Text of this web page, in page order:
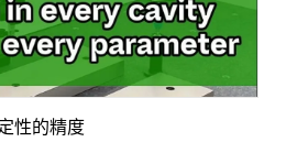
性的精度